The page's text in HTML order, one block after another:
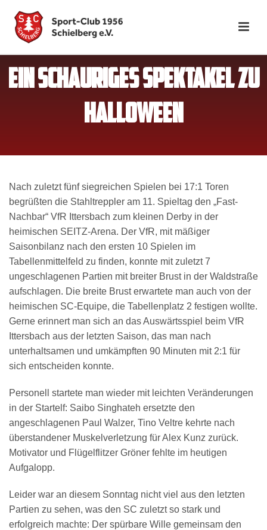
EIN SCHAURIGES SPEKTAKEL ZU
HALLOWEEN
Nach zuletzt fünf siegreichen Spielen bei 17:1 Toren
begrüßten die Stahltreppler am 11. Spieltag den „Fast-
Nachbar“ VfR Ittersbach zum kleinen Derby in der
heimischen SEITZ-Arena. Der VfR, mit mäßiger
Saisonbilanz nach den ersten 10 Spielen im
Tabellenmittelfeld zu finden, konnte mit zuletzt 7
ungeschlagenen Partien mit breiter Brust in der Waldstraße
aufschlagen. Die breite Brust erwartete man auch von der
heimischen SC-Equipe, die Tabellenplatz 2 festigen wollte.
Gerne erinnert man sich an das Auswärtsspiel beim VfR
Ittersbach aus der letzten Saison, das man nach
unterhaltsamen und umkämpften 90 Minuten mit 2:1 für
sich entscheiden konnte.
Personell startete man wieder mit leichten Veränderungen
in der Startelf: Saibo Singhateh ersetzte den
angeschlagenen Paul Walzer, Tino Veltre kehrte nach
überstandener Muskelverletzung für Alex Kunz zurück.
Motivator und Flügelflitzer Gröner fehlte im heutigen
Aufgalopp.
Leider war an diesem Sonntag nicht viel aus den letzten
Partien zu sehen, was den SC zuletzt so stark und
erfolgreich machte: Der spürbare Wille gemeinsam den